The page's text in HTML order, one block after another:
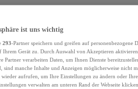
ist uns wichtig
293-Partner speichern und greifen auf personenbezogene
Ihrem Gerät zu. Durch Auswahl von Akzeptieren
Partner verarbeiten Daten, um Ihnen Dienste
sind manche Inhalte und Anzeigen möglicherweise nicht
wieder aufrufen, um Ihre Einstellungen zu ändern oder
verwalten am unteren Rand der Webseite